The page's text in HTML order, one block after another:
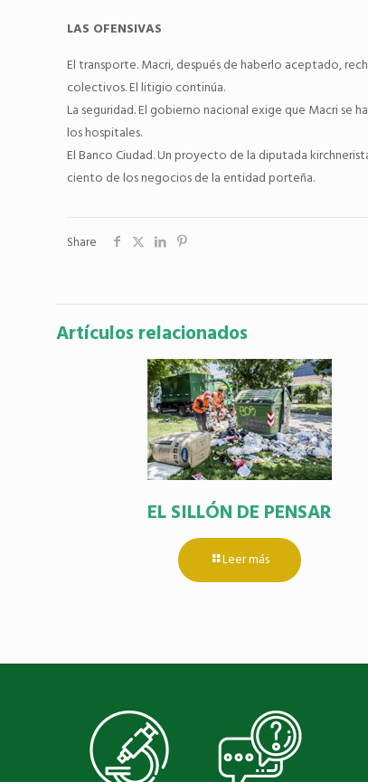
LAS OFENSIVAS
El transporte. Macri, después de haberlo aceptado,
colectivos. El litigio continúa.
La seguridad. El gobierno nacional exige que Macri se
los hospitales.
El Banco Ciudad. Un proyecto de la diputada
ciento de los negocios de la entidad porteña.
Share
Artículos relacionados
EL SILLÓN DE PENSAR
Leer más